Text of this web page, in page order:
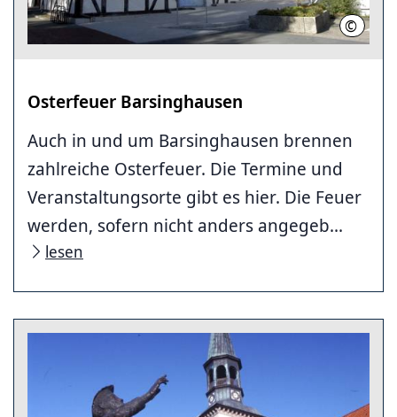
©
Osterfeuer Barsinghausen
Auch in und um Barsinghausen brennen
zahlreiche Osterfeuer. Die Termine und
Veranstaltungsorte gibt es hier. Die Feuer
werden, sofern nicht anders angegeb...
lesen